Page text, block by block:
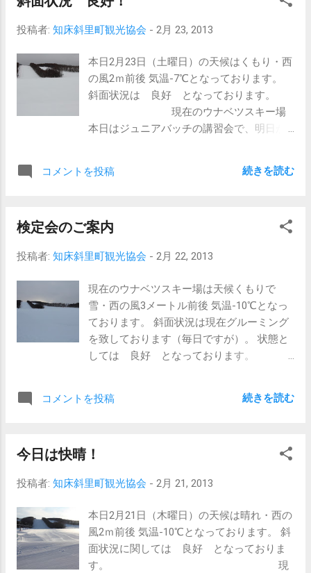
ちの荷物等は各自お車にて保管願います。
お座り下さいますようお願い致します。 皆
様方のご理解・ご協力宜しくお願い致しま
す。
投稿者: 知床斜里町観光協会 - 2月 23, 2013
本日2月23日（土曜日）の天候はくもり・西
の風2ｍ前後 気温-7℃となっております。
斜面状況は 良好 となっております。
現在のウナベツスキー場
本日はジュニアバッチの講習会で、明日が
方は頑張って下さい。
コメントを投稿 続きを読む
検定会のご案内
投稿者: 知床斜里町観光協会 - 2月 22, 2013
現在のウナベツスキー場は天候くもりで
雪・西の風3メートル前後 気温-10℃となっ
ております。 斜面状況は現在グルーミング
を致しております（毎日ですが）。 状態と
しては 良好 となっております。
（日曜日）はジュニアバッジテストが開催
り、24日は9時30分受付 10時15分から検定
ニアバッジテストの内容 受講される方は
一つでも級が上がれるように頑張って下さ
い。
コメントを投稿 続きを読む
今日は快晴！
投稿者: 知床斜里町観光協会 - 2月 21, 2013
本日2月21日（木曜日）の天候は晴れ・西の
風2ｍ前後 気温-10℃となっております。 斜
面状況に関しては 良好 となっておりま
す。 現